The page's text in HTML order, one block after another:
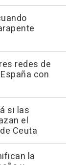
redes de
con
si las
el
Ceuta
la